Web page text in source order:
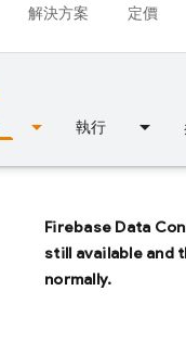
解決方案 定價
執行
Firebase Data
still available and
normally.